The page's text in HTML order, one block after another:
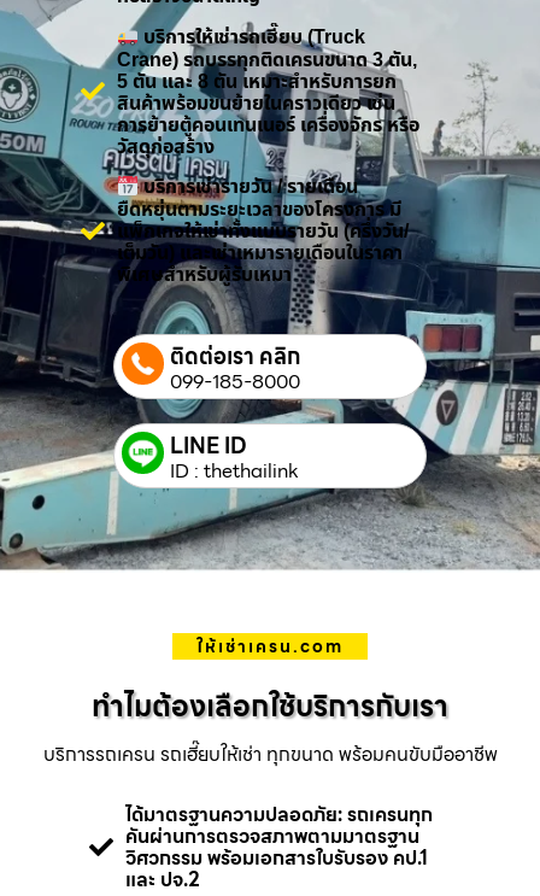
บริการให้เช่ารถเฮี๊ยบ (Truck
Crane) รถบรรทุกติดเครนขนาด 3 ตัน,
5 ตัน และ 8 ตัน เหมาะสำหรับการยก
สินค้าพร้อมขนย้ายในคราวเดียว เช่น
การย้ายตู้คอนเทนเนอร์ เครื่องจักร หรือ
วัสดุก่อสร้าง
บริการเช่ารายวัน / รายเดือน
ยืดหยุ่นตามระยะเวลาของโครงการ มี
แพ็กเกจให้เช่าทั้งแบบรายวัน (ครึ่งวัน/
เต็มวัน) และเช่าเหมารายเดือนในราคา
พิเศษสำหรับผู้รับเหมา
ติดต่อเรา คลิก
099-185-8000
LINE ID
ID : thethailink
ให้เช่าเครน.com
ทำไมต้องเลือกใช้บริการกับเรา
บริการรถเครน รถเฮี๊ยบให้เช่า ทุกขนาด พร้อมคนขับมืออาชีพ
ได้มาตรฐานความปลอดภัย: รถเครนทุก
คันผ่านการตรวจสภาพตามมาตรฐาน
วิศวกรรม พร้อมเอกสารใบรับรอง คป.1
และ ปจ.2